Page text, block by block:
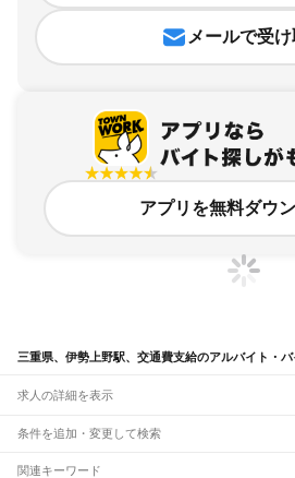
メールで受
アプリを無料ダウ
三重県、伊勢上野駅、交通費支給のアルバイト・
求人の詳細を表示
条件を追加・変更して検索
市区町村を追加・変更
関連キーワード